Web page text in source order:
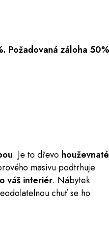
Požadovaná záloha 50%
. Je to dřevo houževnaté
masivu podtrhuje
váš interiér. Nábytek
chuť se ho